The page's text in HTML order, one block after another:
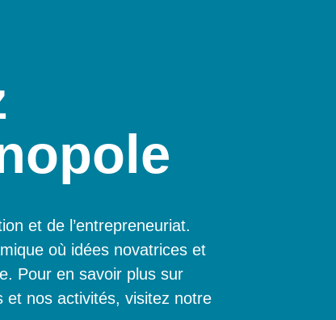
et de l’entrepreneuriat.
où idées novatrices et
Pour en savoir plus sur
et nos activités, visitez notre